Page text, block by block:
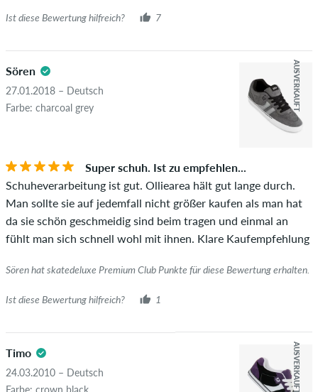
Ist diese Bewertung hilfreich? 7
Sören
27.01.2018 – Deutsch
Farbe: charcoal grey
AUSVERKAUFT
Super schuh. Ist zu empfehlen...
Schuheverarbeitung ist gut. Olliearea hält gut lange durch.
Man sollte sie auf jedemfall nicht größer kaufen als man hat
da sie schön geschmeidig sind beim tragen und einmal an
fühlt man sich schnell wohl mit ihnen. Klare Kaufempfehlung
Sören hat skatedeluxe Premium Club Punkte für diese Bewertung erhalten.
Ist diese Bewertung hilfreich? 1
Timo
24.03.2010 – Deutsch
Farbe: crown black
AUSVERKAUFT